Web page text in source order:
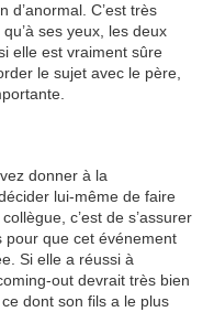
d’anormal. C’est très
ses yeux, les deux
elle est vraiment sûre
le sujet avec le père,
donner à la
lui-même de faire
c’est de s’assurer
pour que cet événement
Si elle a réussi à
out devrait très bien
dont son fils a le plus